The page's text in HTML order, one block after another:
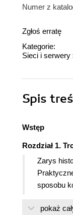
Numer z
Zgłoś erratę
Kategorie:
Sieci i serwery
Spis
Wstęp
Rozdział 1.
Zarys
sposobu
Rozdział 2.
pokaż